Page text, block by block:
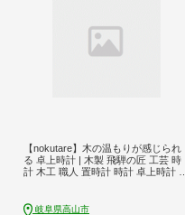
【nokutare】木の温もりが感じられ
る 卓上時計 | 木製 飛騨の匠 工芸 時
計 木工 職人 置時計 時計 卓上時計 プ
岐阜県高山市